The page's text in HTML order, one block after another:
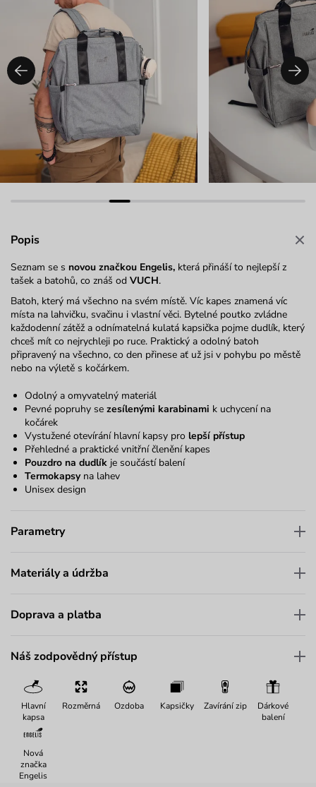
Popis
Seznam se s novou značkou Engelis, která přináší to nejlepší z
tašek a batohů, co znáš od VUCH.
Batoh, který má všechno na svém místě. Víc kapes znamená víc
místa na lahvičku, svačinu i vlastní věci. Bytelné poutko zvládne
každodenní zátěž a odnímatelná kulatá kapsička pojme dudlík, který
chceš mít co nejrychleji po ruce. Praktický a odolný batoh
připravený na všechno, co den přinese ať už jsi v pohybu po městě
nebo na výletě s kočárkem.
Odolný a omyvatelný materiál
Pevné popruhy se zesílenými karabinami k uchycení na
kočárek
Vystužené otevírání hlavní kapsy pro lepší přístup
Přehledné a praktické vnitřní členění kapes
Pouzdro na dudlík je součástí balení
Termokapsyna lahev
Unisex design
Parametry
Materiály a údržba
Doprava a platba
Náš zodpovědný přístup
Hlavní
kapsa
Rozměrná Ozdoba Kapsičky Zavírání zip
Dárkové
balení
Nová
značka
Engelis